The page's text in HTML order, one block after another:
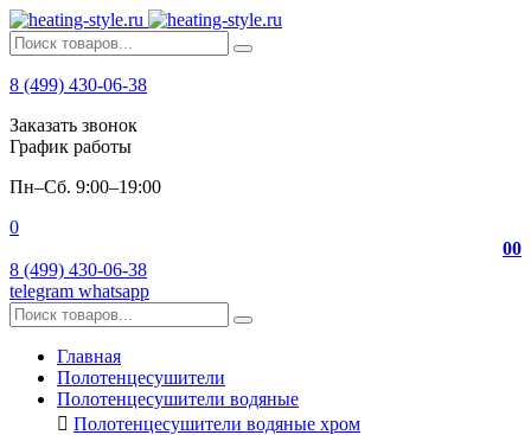
8 (499) 430-06-38
Заказать звонок
График работы
Пн–Сб. 9:00–19:00
0
00
8 (499) 430-06-38
telegram whatsapp
Главная
Полотенцесушители
Полотенцесушители водяные
Полотенцесушители водяные хром